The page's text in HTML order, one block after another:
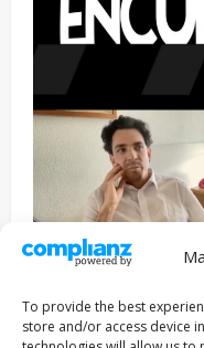
To provide the best
store and/or access device
Entrevista Series
ENCUENTROS CON